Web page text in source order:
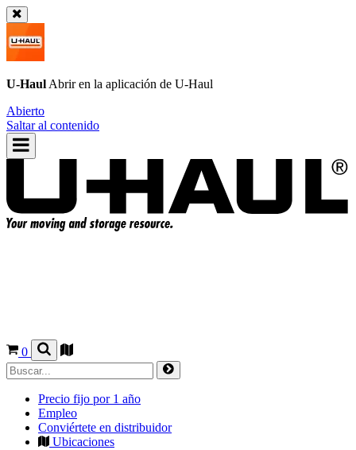
U-Haul Abrir en la aplicación de U-Haul
Abierto
Saltar al contenido
0
Precio fijo por 1 año
Empleo
Conviértete en distribuidor
Ubicaciones